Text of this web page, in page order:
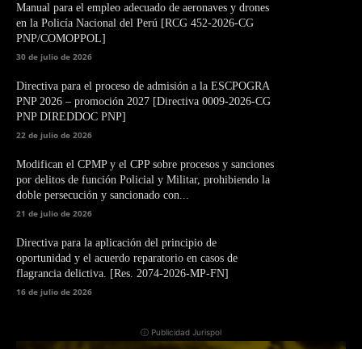
Manual para el empleo adecuado de aeronaves y drones
en la Policía Nacional del Perú [RCG 452-2026-CG
PNP/COMOPPOL]
30 de julio de 2026
Directiva para el proceso de admisión a la ESCPOGRA
PNP 2026 – promoción 2027 [Directiva 0009-2026-CG
PNP DIREDDOC PNP]
22 de julio de 2026
Modifican el CPMP y el CPP sobre procesos y sanciones
por delitos de función Policial y Militar, prohibiendo la
doble persecución y sancionado con...
21 de julio de 2026
Directiva para la aplicación del principio de
oportunidad y el acuerdo reparatorio en casos de
flagrancia delictiva. [Res. 2074-2026-MP-FN]
16 de julio de 2026
ⓘ Publicidad Jurispol